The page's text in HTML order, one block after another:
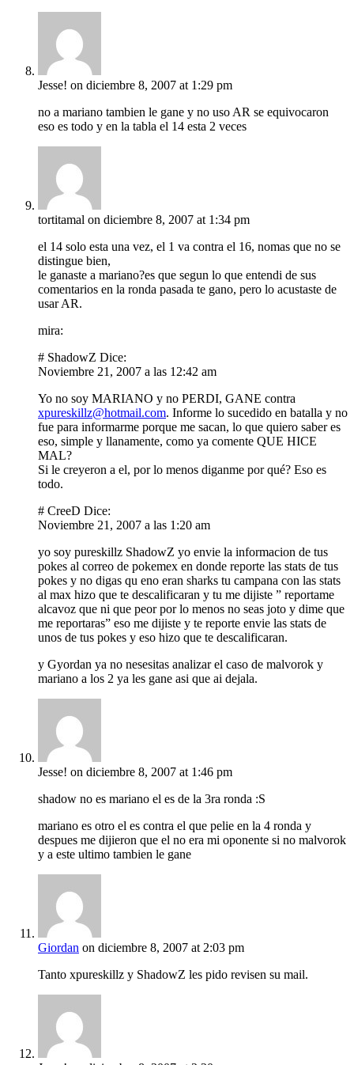
Jesse! on diciembre 8, 2007 at 1:29 pm
no a mariano tambien le gane y no uso AR se equivocaron
eso es todo y en la tabla el 14 esta 2 veces
tortitamal on diciembre 8, 2007 at 1:34 pm
el 14 solo esta una vez, el 1 va contra el 16, nomas que no se
distingue bien,
le ganaste a mariano?es que segun lo que entendi de sus
comentarios en la ronda pasada te gano, pero lo acustaste de
usar AR.
mira:
# ShadowZ Dice:
Noviembre 21, 2007 a las 12:42 am
Yo no soy MARIANO y no PERDI, GANE contra
xpureskillz@hotmail.com. Informe lo sucedido en batalla y no
fue para informarme porque me sacan, lo que quiero saber es
eso, simple y llanamente, como ya comente QUE HICE
MAL?
Si le creyeron a el, por lo menos diganme por qué? Eso es
todo.
# CreeD Dice:
Noviembre 21, 2007 a las 1:20 am
yo soy pureskillz ShadowZ yo envie la informacion de tus
pokes al correo de pokemex en donde reporte las stats de tus
pokes y no digas qu eno eran sharks tu campana con las stats
al max hizo que te descalificaran y tu me dijiste ” reportame
alcavoz que ni que peor por lo menos no seas joto y dime que
me reportaras” eso me dijiste y te reporte envie las stats de
unos de tus pokes y eso hizo que te descalificaran.
y Gyordan ya no nesesitas analizar el caso de malvorok y
mariano a los 2 ya les gane asi que ai dejala.
Jesse! on diciembre 8, 2007 at 1:46 pm
shadow no es mariano el es de la 3ra ronda :S
mariano es otro el es contra el que pelie en la 4 ronda y
despues me dijieron que el no era mi oponente si no malvorok
y a este ultimo tambien le gane
Giordan on diciembre 8, 2007 at 2:03 pm
Tanto xpureskillz y ShadowZ les pido revisen su mail.